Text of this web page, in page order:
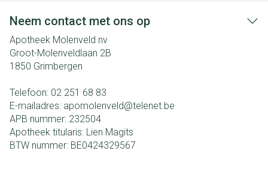
Neem contact met ons op
Apotheek Molenveld nv
Groot-Molenveldlaan 2B
1850 Grimbergen
Telefoon: 02 251 68 83
E-mailadres: apomolenveld@telenet.be
APB nummer: 232504
Apotheek titularis: Lien Magits
BTW nummer: BE0424329567